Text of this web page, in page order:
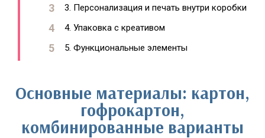
3. Персонализация и печать внутри коробки
4. Упаковка с креативом
5. Функциональные элементы
Основные материалы: картон,
гофрокартон,
комбинированные варианты